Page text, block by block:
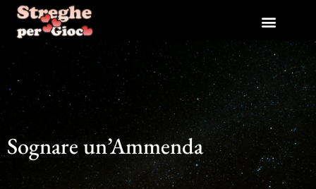
contenuto
Sognare un’Ammenda